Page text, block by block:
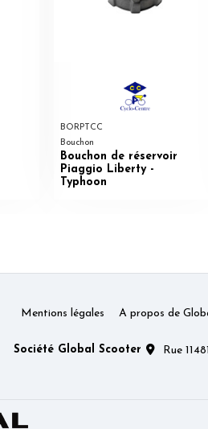
BORPTCC
Bouchon
Bouchon de réservoir
Piaggio Liberty -
Typhoon
Mentions légales A propos de
Société Global Scooter Rue